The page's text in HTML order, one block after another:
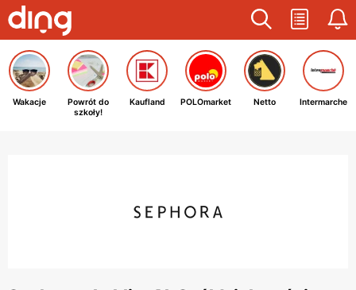
Wakacje
Powrót do
szkoły!
Kaufland POLOmarket Netto Intermarche